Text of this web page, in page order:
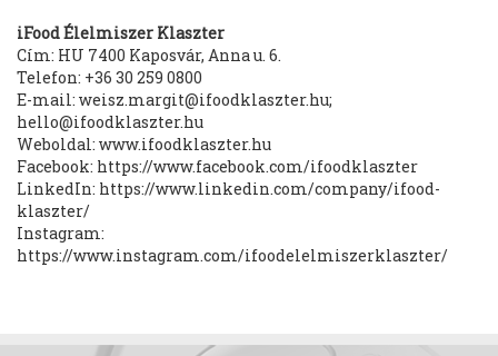
iFood Élelmiszer Klaszter
Cím: HU 7400 Kaposvár, Anna u. 6.
Telefon: +36 30 259 0800
E-mail: weisz.margit@ifoodklaszter.hu;
hello@ifoodklaszter.hu
Weboldal: www.ifoodklaszter.hu
Facebook: https://www.facebook.com/ifoodklaszter
LinkedIn: https://www.linkedin.com/company/ifood-
klaszter/
Instagram:
https://www.instagram.com/ifoodelelmiszerklaszter/